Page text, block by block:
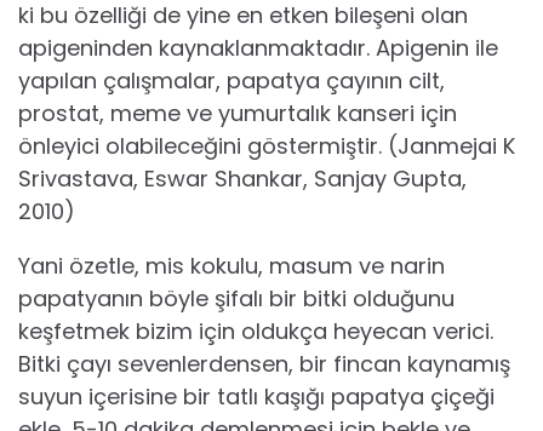
ki bu özelliği de yine en etken bileşeni olan
apigeninden kaynaklanmaktadır. Apigenin ile
yapılan çalışmalar, papatya çayının cilt,
prostat, meme ve yumurtalık kanseri için
önleyici olabileceğini göstermiştir. (Janmejai K
Srivastava, Eswar Shankar, Sanjay Gupta,
2010)
Yani özetle, mis kokulu, masum ve narin
papatyanın böyle şifalı bir bitki olduğunu
keşfetmek bizim için oldukça heyecan verici.
Bitki çayı sevenlerdensen, bir fincan kaynamış
suyun içerisine bir tatlı kaşığı papatya çiçeği